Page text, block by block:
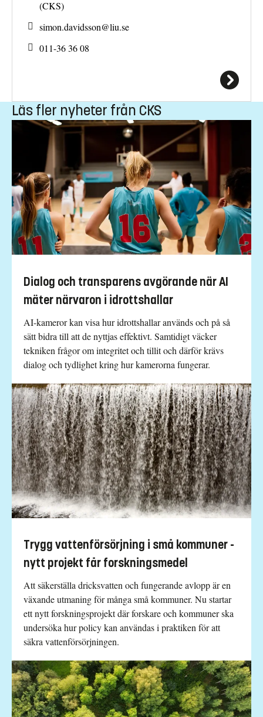
(CKS)
simon.davidsson@liu.se
011-36 36 08
Läs fler nyheter från CKS
Dialog och transparens avgörande när AI
mäter närvaron i idrottshallar
AI-kameror kan visa hur idrottshallar används och på så
sätt bidra till att de nyttjas effektivt. Samtidigt väcker
tekniken frågor om integritet och tillit och därför krävs
dialog och tydlighet kring hur kamerorna fungerar.
Trygg vattenförsörjning i små kommuner -
nytt projekt får forskningsmedel
Att säkerställa dricksvatten och fungerande avlopp är en
växande utmaning för många små kommuner. Nu startar
ett nytt forskningsprojekt där forskare och kommuner ska
undersöka hur policy kan användas i praktiken för att
säkra vattenförsörjningen.